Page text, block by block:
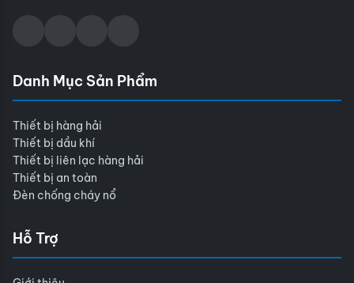
Danh Mục Sản Phẩm
Thiết bị hàng hải
Thiết bị dầu khí
Thiết bị liên lạc hàng hải
Thiết bị an toàn
Đèn chống cháy nổ
Hỗ Trợ